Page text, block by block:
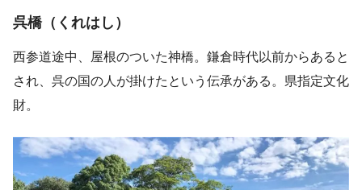
呉橋（くれはし）
西参道途中、屋根のついた神橋。鎌倉時代以前からあると
され、呉の国の人が掛けたという伝承がある。県指定文化
財。